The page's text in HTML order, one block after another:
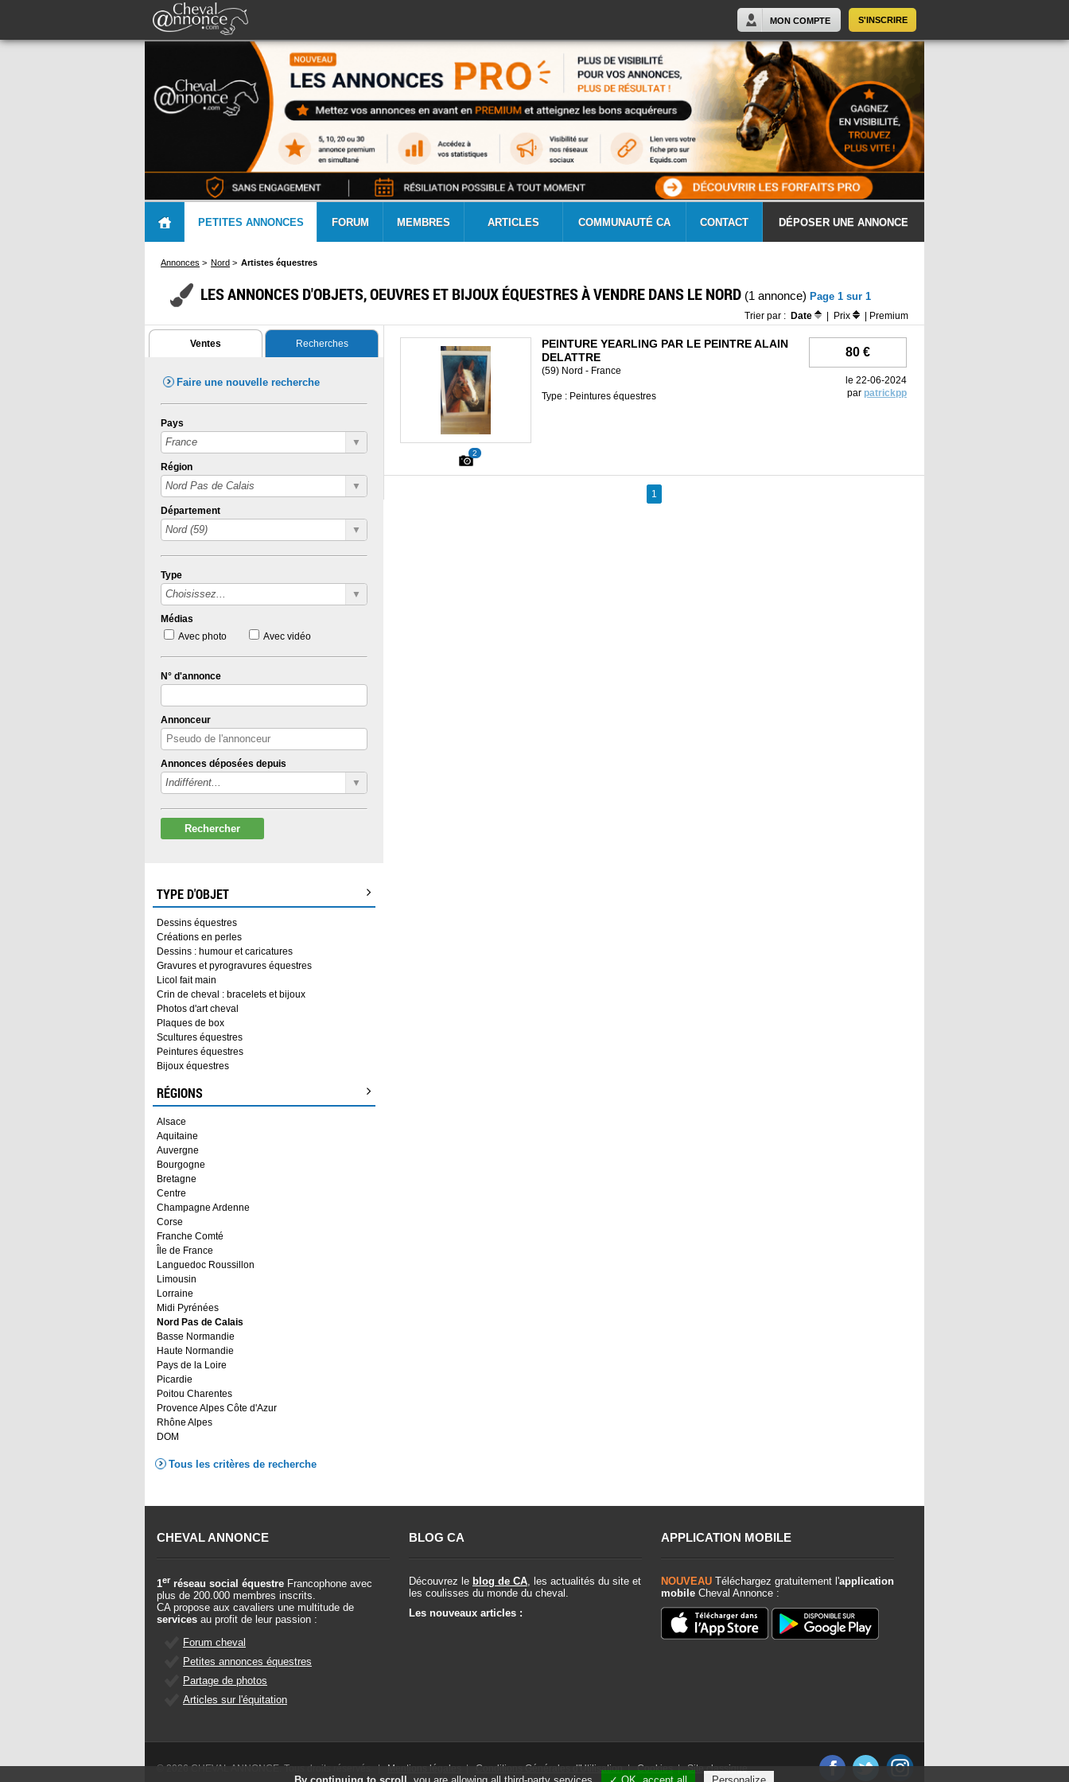
S'INSCRIRE
MON COMPTE
PETITES ANNONCES FORUM MEMBRES ARTICLES COMMUNAUTÉ CA CONTACT DÉPOSER UNE ANNONCE
Annonces > Nord > Artistes équestres
LES ANNONCES D'OBJETS, OEUVRES ET BIJOUX ÉQUESTRES À VENDRE DANS LE NORD (1 annonce) Page 1 sur 1
Trier par : Date Prix Premium
Ventes Recherches
Faire une nouvelle recherche
Pays
Région
Département
Type
Médias
Avec photo
Avec vidéo
N° d'annonce
Annonceur
Annonces déposées depuis
Rechercher
TYPE D'OBJET
Dessins équestres
Créations en perles
Dessins : humour et caricatures
Gravures et pyrogravures équestres
Licol fait main
Crin de cheval : bracelets et bijoux
Photos d'art cheval
Plaques de box
Scultures équestres
Peintures équestres
Bijoux équestres
RÉGIONS
Alsace
Aquitaine
Auvergne
Bourgogne
Bretagne
Centre
Champagne Ardenne
Corse
Franche Comté
Île de France
Languedoc Roussillon
Limousin
Lorraine
Midi Pyrénées
Nord Pas de Calais
Basse Normandie
Haute Normandie
Pays de la Loire
Picardie
Poitou Charentes
Provence Alpes Côte d'Azur
Rhône Alpes
DOM
Tous les critères de recherche
2
PEINTURE YEARLING PAR LE PEINTRE ALAIN
DELATTRE
(59) Nord - France
Type : Peintures équestres
80 €
le 22-06-2024
par patrickpp
1
CHEVAL ANNONCE
1er réseau social équestre Francophone avec
plus de 200.000 membres inscrits.
CA propose aux cavaliers une multitude de
services au profit de leur passion :
Forum cheval
Petites annonces équestres
Partage de photos
Articles sur l'équitation
BLOG CA
Découvrez le blog de CA , les actualités du site et
les coulisses du monde du cheval.
Les nouveaux articles :
APPLICATION MOBILE
NOUVEAU Téléchargez gratuitement l'application
mobile Cheval Annonce :
© 2026 CHEVAL ANNONCE. Tous droits réservés. | Mentions légales | Conditions Générales d'Utilisation|Cookies|Site classique